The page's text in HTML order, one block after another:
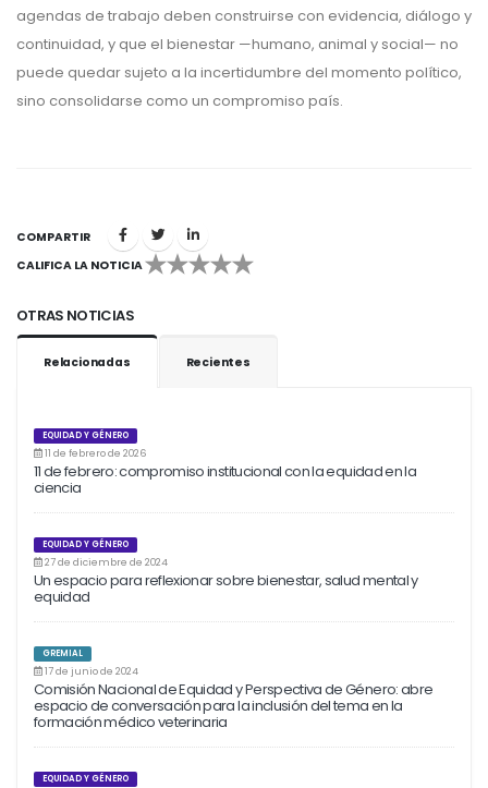
agendas de trabajo deben construirse con evidencia, diálogo y
continuidad, y que el bienestar —humano, animal y social— no
puede quedar sujeto a la incertidumbre del momento político,
sino consolidarse como un compromiso país.
COMPARTIR
CALIFICA LA NOTICIA
1 2 3 4 5
OTRAS NOTICIAS
Relacionadas Recientes
EQUIDAD Y GÉNERO
11 de febrero de 2026
11 de febrero: compromiso institucional con la equidad en la
ciencia
EQUIDAD Y GÉNERO
27 de diciembre de 2024
Un espacio para reflexionar sobre bienestar, salud mental y
equidad
GREMIAL
17 de junio de 2024
Comisión Nacional de Equidad y Perspectiva de Género: abre
espacio de conversación para la inclusión del tema en la
formación médico veterinaria
EQUIDAD Y GÉNERO